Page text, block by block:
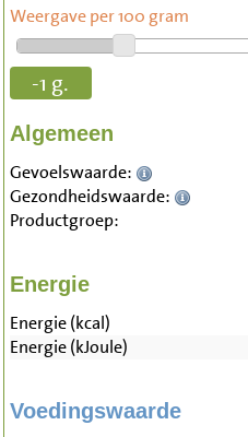
Weergave per 100 gram
-1 g.
Algemeen
Gevoelswaarde:
Gezondheidswaarde:
Productgroep:
Energie
Energie (kcal)
Energie (kJoule)
Voedingswaarde